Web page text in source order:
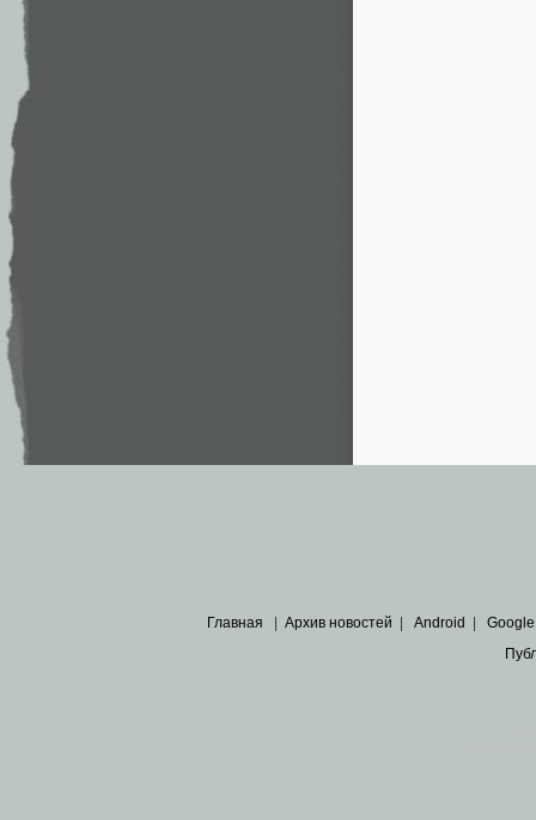
Главная Архив новостей Android Google